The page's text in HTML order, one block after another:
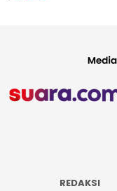
REDAKSI